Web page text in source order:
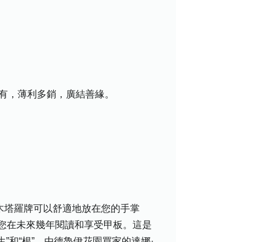
，薄利多銷，廣結善緣。
羅牌可以舒適地放在您的手掌
在未來幾年閱讀和享受甲板。這是